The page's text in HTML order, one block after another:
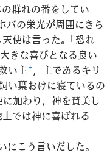
群れの番をしてい
バの栄光が周囲にきら
使は言った。「恐れ
きな喜びとなる良い
い主+，主であるキリ
い葉おけに寝ているの
加わり，神を賛美し
では神に喜ばれる
こう言いだした。